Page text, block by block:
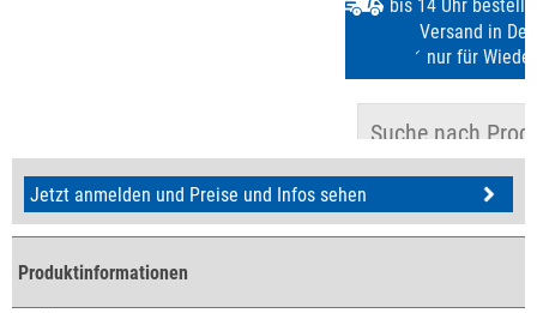
Jetzt anmelden und Preise und Infos sehen
Produktinformationen